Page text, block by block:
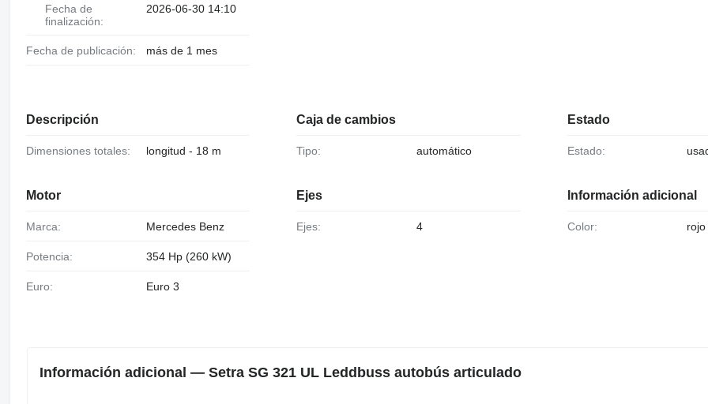
Fecha de
finalización:
2026-06-30 14:10
Fecha de publicación: más de 1 mes
Descripción
Dimensiones totales: longitud - 18 m
Motor
Marca: Mercedes Benz
Potencia: 354 Hp (260 kW)
Euro: Euro 3
Caja de cambios
Tipo: automático
Ejes
Ejes: 4
Estado
Estado:
Información adicional
Color: rojo
Información adicional — Setra SG 321 UL Leddbuss autobús articulado